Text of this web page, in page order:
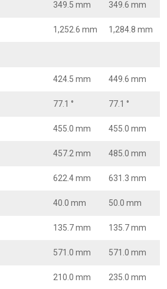
349.5 mm 349.6 mm
1,252.6 mm 1,284.8 mm
424.5 mm 449.6 mm
77.1 ° 77.1 °
455.0 mm 455.0 mm
457.2 mm 485.0 mm
622.4 mm 631.3 mm
40.0 mm 50.0 mm
135.7 mm 135.7 mm
571.0 mm 571.0 mm
210.0 mm 235.0 mm